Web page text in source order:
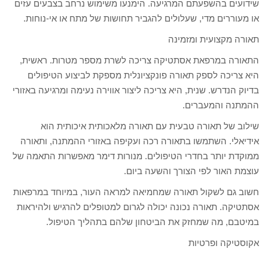
שידועים בהשפעתם המרגיעה. הימנעו משימוש נרחב בצבעים עזים
או מעוררים מדי, שעלולים להגביר תחושות של מתח או אי-נוחות.
תאורה מקצועית ומזמינה
התאורה במרפאת אסתטיקה צריכה לשרת מספר מטרות. ראשית,
היא צריכה לספק תאורה פונקציונלית מספקת לביצוע הטיפולים
בדיוק הנדרש. שנית, היא צריכה ליצור אווירה נעימה ומרגיעה באזורי
ההמתנה והמעברים.
שילוב של תאורה טבעית עם תאורה מלאכותית איכותית הוא
אידיאלי. השתמשו בתאורה רכה ועקיפה באזורי ההמתנה, ותאורה
ממוקדת יותר בחדרי הטיפולים. מנורות דימר מאפשרות התאמה של
עוצמת האור לפי הצורך והשעה ביום.
חשוב גם לשקול תאורה שמחמיאה למראה העור, במיוחד במרפאות
אסתטיקה. תאורה נכונה יכולה לגרום למטופלים להרגיש ולהיראות
במיטבם, מה שמחזק את הביטחון שלהם בתהליך הטיפול.
אקוסטיקה ופרטיות